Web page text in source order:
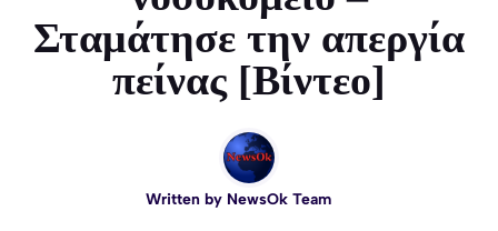
Σταμάτησε την απεργία
πείνας [Βίντεο]
Written by NewsOk Team